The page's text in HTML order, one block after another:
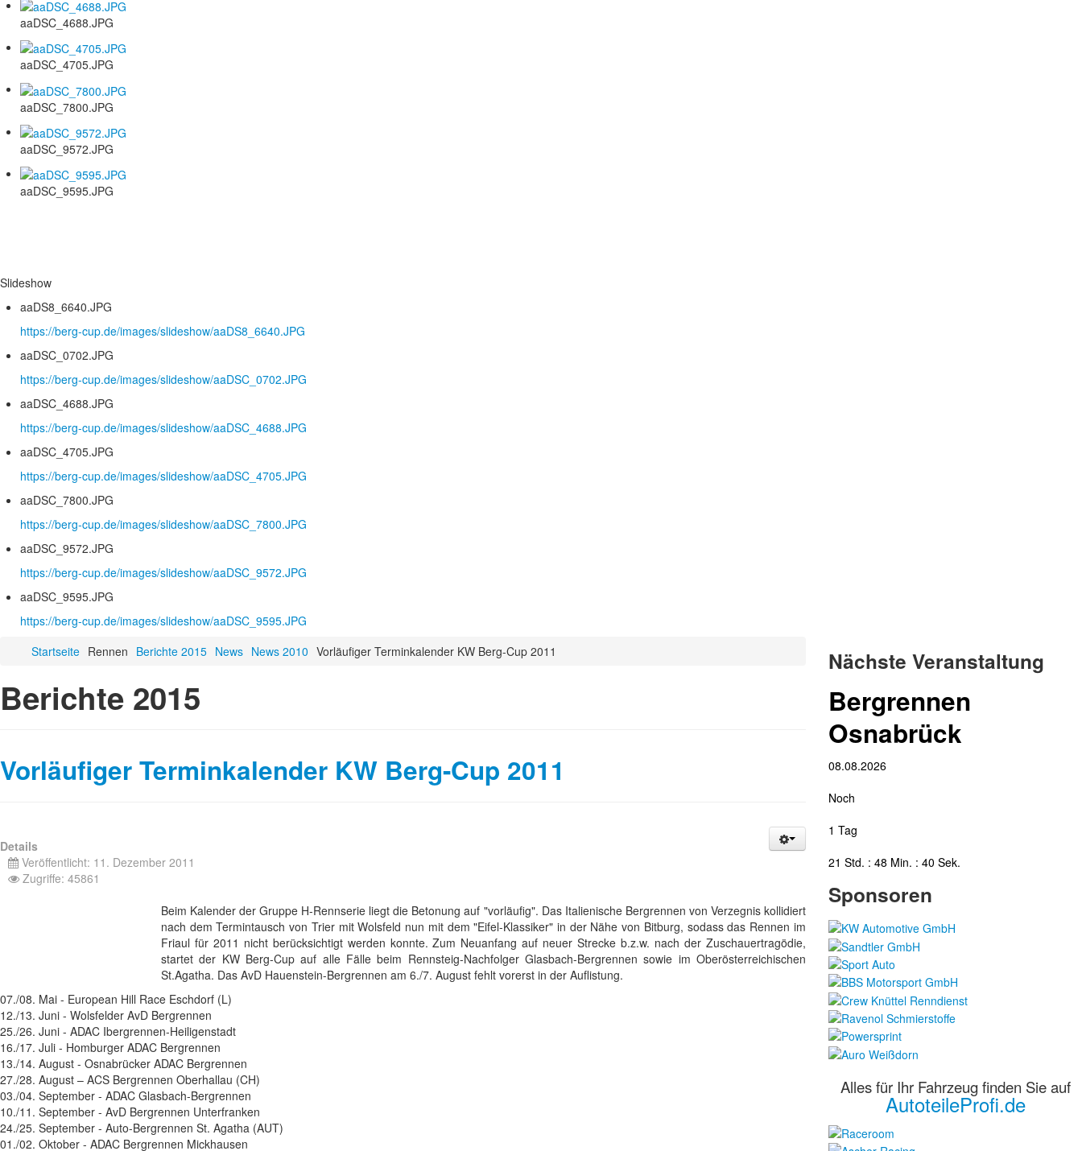
aaDSC_4688.JPG
aaDSC_4705.JPG
aaDSC_7800.JPG
aaDSC_9572.JPG
aaDSC_9595.JPG
Slideshow
aaDS8_6640.JPG
https://berg-cup.de/images/slideshow/aaDS8_6640.JPG
aaDSC_0702.JPG
https://berg-cup.de/images/slideshow/aaDSC_0702.JPG
aaDSC_4688.JPG
https://berg-cup.de/images/slideshow/aaDSC_4688.JPG
aaDSC_4705.JPG
https://berg-cup.de/images/slideshow/aaDSC_4705.JPG
aaDSC_7800.JPG
https://berg-cup.de/images/slideshow/aaDSC_7800.JPG
aaDSC_9572.JPG
https://berg-cup.de/images/slideshow/aaDSC_9572.JPG
aaDSC_9595.JPG
https://berg-cup.de/images/slideshow/aaDSC_9595.JPG
Startseite Rennen Berichte 2015 News News 2010 Vorläufiger Terminkalender KW Berg-Cup 2011
Berichte 2015
Vorläufiger Terminkalender KW Berg-Cup 2011
Details
Veröffentlicht: 11. Dezember 2011
Zugriffe: 45861
Beim Kalender der Gruppe H-Rennserie liegt die Betonung auf "vorläufig". Das Italienische Bergrennen von Verzegnis kollidiert
nach dem Termintausch von Trier mit Wolsfeld nun mit dem "Eifel-Klassiker" in der Nähe von Bitburg, sodass das Rennen im
Friaul für 2011 nicht berücksichtigt werden konnte. Zum Neuanfang auf neuer Strecke b.z.w. nach der Zuschauertragödie,
startet der KW Berg-Cup auf alle Fälle beim Rennsteig-Nachfolger Glasbach-Bergrennen sowie im Oberösterreichischen
St.Agatha. Das AvD Hauenstein-Bergrennen am 6./7. August fehlt vorerst in der Auflistung.
07./08. Mai - European Hill Race Eschdorf (L)
12./13. Juni - Wolsfelder AvD Bergrennen
25./26. Juni - ADAC Ibergrennen-Heiligenstadt
16./17. Juli - Homburger ADAC Bergrennen
13./14. August - Osnabrücker ADAC Bergrennen
27./28. August – ACS Bergrennen Oberhallau (CH)
03./04. September - ADAC Glasbach-Bergrennen
10./11. September - AvD Bergrennen Unterfranken
24./25. September - Auto-Bergrennen St. Agatha (AUT)
01./02. Oktober - ADAC Bergrennen Mickhausen
Nächste Veranstaltung
Bergrennen
Osnabrück
08.08.2026
Noch
1 Tag
21 Std. : 48 Min. : 39 Sek.
Sponsoren
Alles für Ihr Fahrzeug finden Sie auf
AutoteileProfi.de